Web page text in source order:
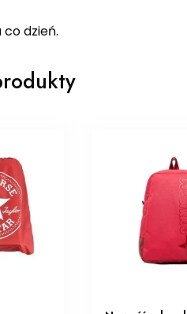
dzień.